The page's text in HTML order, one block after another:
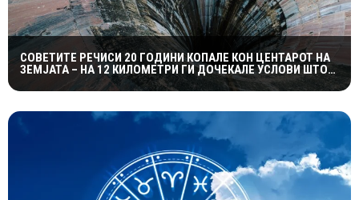
СОВЕТИТЕ РЕЧИСИ 20 ГОДИНИ КОПАЛЕ КОН ЦЕНТАРОТ НА
ЗЕМЈАТА – НА 12 КИЛОМЕТРИ ГИ ДОЧЕКАЛЕ УСЛОВИ ШТО
НИКОЈ НЕ ГИ ОЧЕКУВАЛ